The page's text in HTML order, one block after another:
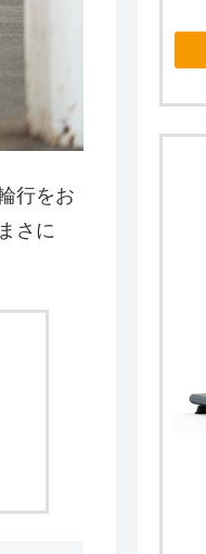
行をお
さに